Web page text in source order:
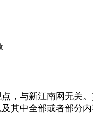
，与新江南网无关
其中全部或者部分